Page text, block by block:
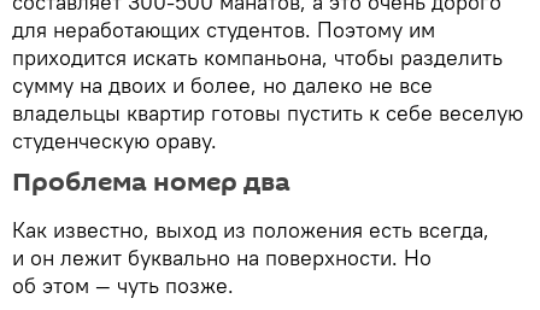
для неработающих студентов. Поэтому им
приходится искать компаньона, чтобы разделить
сумму на двоих и более, но далеко не все
владельцы квартир готовы пустить к себе веселую
студенческую ораву.
Проблема номер два
Как известно, выход из положения есть всегда,
и он лежит буквально на поверхности. Но
об этом — чуть позже.